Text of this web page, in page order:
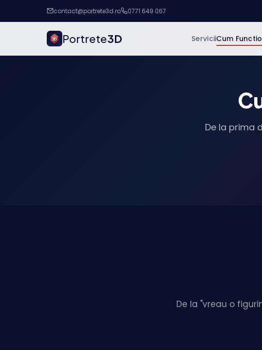
contact@portrete3d.ro 0771 649 067
3D Portrete3D ServiciiCum
De la prima
De la "vreau o